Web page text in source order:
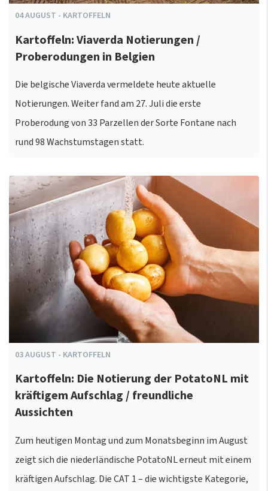
04AUGUST - KARTOFFELN
Kartoffeln: Viaverda Notierungen /
Proberodungen in Belgien
Die belgische Viaverda vermeldete heute aktuelle
Notierungen. Weiter fand am 27. Juli die erste
Proberodung von 33 Parzellen der Sorte Fontane nach
rund 98 Wachstumstagen statt.
03AUGUST - KARTOFFELN
Kartoffeln: Die Notierung der PotatoNL mit
kräftigem Aufschlag / freundliche
Aussichten
Zum heutigen Montag und zum Monatsbeginn im August
zeigt sich die niederländische PotatoNL erneut mit einem
kräftigen Aufschlag. Die CAT 1 – die wichtigste Kategorie,